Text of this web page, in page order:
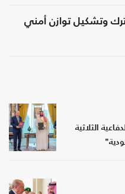
وتشكيل توازن أمني
الثلاثية